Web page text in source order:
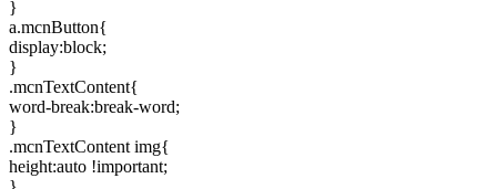
}
a.mcnButton{
display:block;
}
.mcnTextContent{
word-break:break-word;
}
.mcnTextContent img{
height:auto !important;